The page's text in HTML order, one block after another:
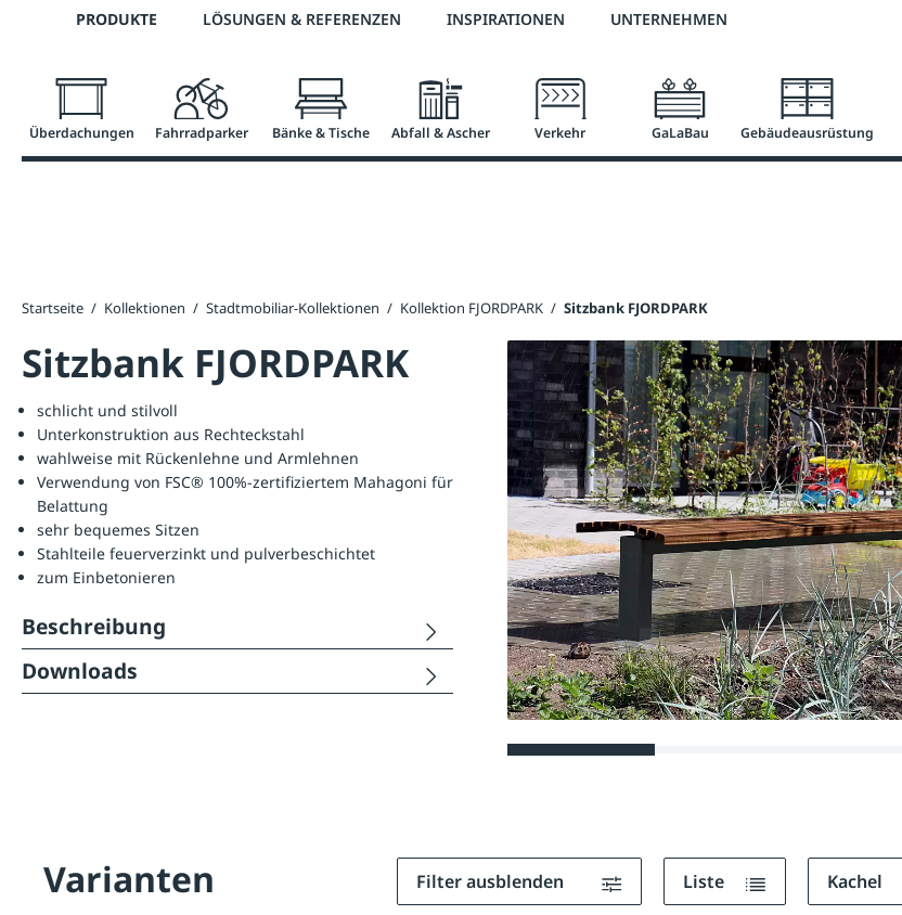
Zur Hauptnavigation springen
Telefon: 0800 / 100 49 02 2 % Vorkassen-Skonto versandkostenfrei ab 50 €
PRODUKTE LÖSUNGEN & REFERENZEN INSPIRATIONEN UNTERNEHMEN
Überdachungen Fahrradparker Bänke & Tische Abfall & Ascher Verkehr GaLaBau Gebäudeausrüstung
Startseite / Kollektionen / Stadtmobiliar-Kollektionen / Kollektion FJORDPARK / Sitzbank FJORDPARK
Sitzbank FJORDPARK
schlicht und stilvoll
Unterkonstruktion aus Rechteckstahl
wahlweise mit Rückenlehne und Armlehnen
Verwendung von FSC® 100%-zertifiziertem Mahagoni für
Belattung
sehr bequemes Sitzen
Stahlteile feuerverzinkt und pulverbeschichtet
zum Einbetonieren
Beschreibung
Downloads
Varianten Filter ausblenden Liste Kachel